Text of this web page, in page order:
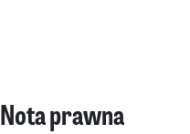
Nota prawna